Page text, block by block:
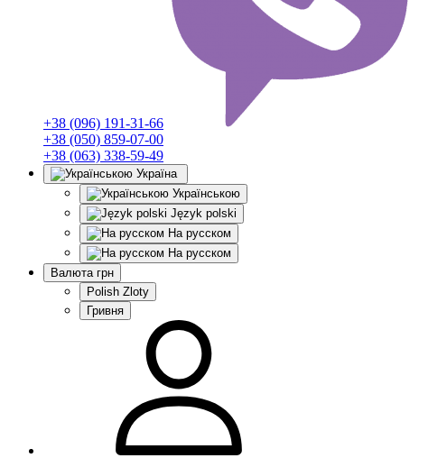
+38 (096) 191-31-66
+38 (050) 859-07-00
+38 (063) 338-59-49
Україна
Українською
Język polski
На русском
На русском
Валюта грн
Polish Zloty
Гривня